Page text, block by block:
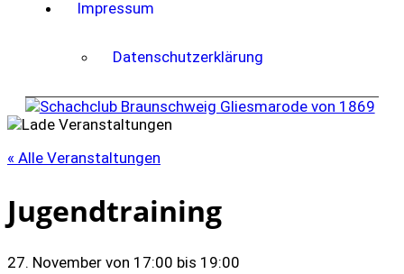
Impressum
Datenschutzerklärung
« Alle Veranstaltungen
Jugendtraining
27. November von 17:00 bis 19:00